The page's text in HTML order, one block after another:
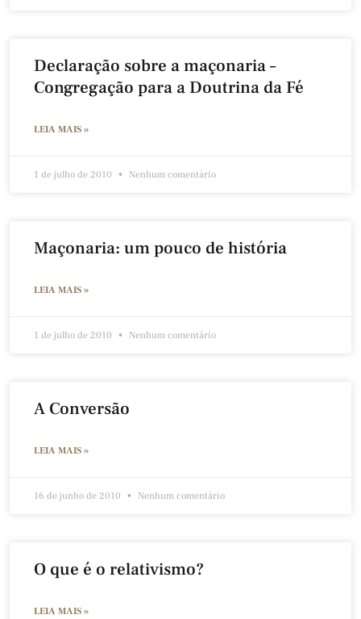
Declaração sobre a maçonaria –
Congregação para a Doutrina da Fé
LEIA MAIS »
1 de julho de 2010 Nenhum comentário
Maçonaria: um pouco de história
LEIA MAIS »
1 de julho de 2010 Nenhum comentário
A Conversão
LEIA MAIS »
16 de junho de 2010 Nenhum comentário
O que é o relativismo?
LEIA MAIS »